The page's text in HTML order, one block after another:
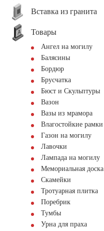
Вставка из гранита
Товары
Ангел на могилу
Балясины
Бордюр
Брусчатка
Бюст и Скульптуры
Вазон
Вазы из мрамора
Влагостойкие рамки
Газон на могилу
Лавочки
Лампада на могилу
Мемориальная доска
Скамейки
Тротуарная плитка
Поребрик
Тумбы
Урна для праха